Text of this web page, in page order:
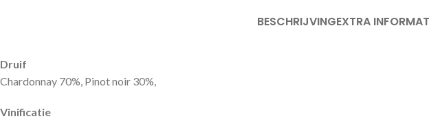
BESCHRIJVINGEXTRA
Druif
Chardonnay 70%, Pinot noir 30%,
Vinificatie